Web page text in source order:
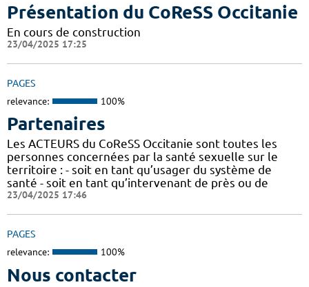
Présentation du CoReSS Occitanie
En cours de construction
23/04/2025 17:25
PAGES
relevance: 100%
Partenaires
Les ACTEURS du CoReSS Occitanie sont toutes les
personnes concernées par la santé sexuelle sur le
territoire : - soit en tant qu’usager du système de
santé - soit en tant qu’intervenant de près ou de
23/04/2025 17:46
PAGES
relevance: 100%
Nous contacter